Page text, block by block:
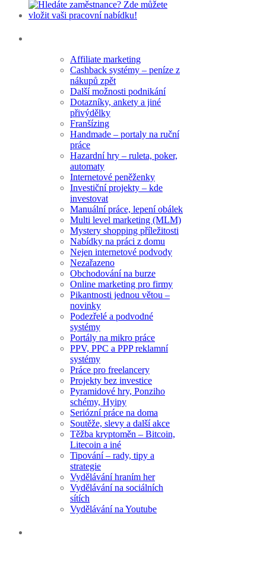
Affiliate marketing
Cashback systémy – peníze z
nákupů zpět
Další možnosti podnikání
Dotazníky, ankety a jiné
přivýdělky
Franšízing
Handmade – portaly na ruční
práce
Hazardní hry – ruleta, poker,
automaty
Internetové peněženky
Investiční projekty – kde
investovat
Manuální práce, lepení obálek
Multi level marketing (MLM)
Mystery shopping příležitosti
Nabídky na práci z domu
Nejen internetové podvody
Nezařazeno
Obchodování na burze
Online marketing pro firmy
Pikantnosti jednou větou –
novinky
Podezřelé a podvodné
systémy
Portály na mikro práce
PPV, PPC a PPP reklamní
systémy
Práce pro freelancery
Projekty bez investice
Pyramidové hry, Ponziho
schémy, Hyipy
Seriózní práce na doma
Soutěže, slevy a další akce
Těžba kryptoměn – Bitcoin,
Litecoin a iné
Tipování – rady, tipy a
strategie
Vydělávání hraním her
Vydělávání na sociálních
sítích
Vydělávání na Youtube